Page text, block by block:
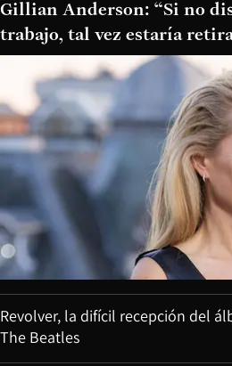
Gillian Anderson: “Si no
trabajo, tal vez estaría
Revolver, la difícil recepción del
The Beatles